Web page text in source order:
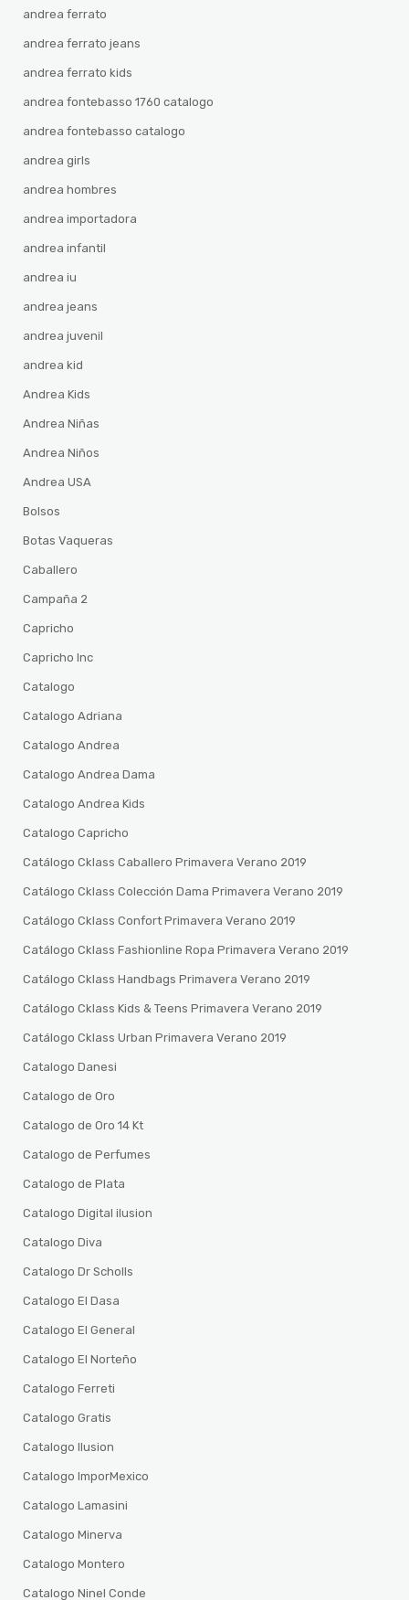
andrea ferrato
andrea ferrato jeans
andrea ferrato kids
andrea fontebasso 1760 catalogo
andrea fontebasso catalogo
andrea girls
andrea hombres
andrea importadora
andrea infantil
andrea iu
andrea jeans
andrea juvenil
andrea kid
Andrea Kids
Andrea Niñas
Andrea Niños
Andrea USA
Bolsos
Botas Vaqueras
Caballero
Campaña 2
Capricho
Capricho Inc
Catalogo
Catalogo Adriana
Catalogo Andrea
Catalogo Andrea Dama
Catalogo Andrea Kids
Catalogo Capricho
Catálogo Cklass Caballero Primavera Verano 2019
Catálogo Cklass Colección Dama Primavera Verano 2019
Catálogo Cklass Confort Primavera Verano 2019
Catálogo Cklass Fashionline Ropa Primavera Verano 2019
Catálogo Cklass Handbags Primavera Verano 2019
Catálogo Cklass Kids & Teens Primavera Verano 2019
Catálogo Cklass Urban Primavera Verano 2019
Catalogo Danesi
Catalogo de Oro
Catalogo de Oro 14 Kt
Catalogo de Perfumes
Catalogo de Plata
Catalogo Digital ilusion
Catalogo Diva
Catalogo Dr Scholls
Catalogo El Dasa
Catalogo El General
Catalogo El Norteño
Catalogo Ferreti
Catalogo Gratis
Catalogo Ilusion
Catalogo ImporMexico
Catalogo Lamasini
Catalogo Minerva
Catalogo Montero
Catalogo Ninel Conde